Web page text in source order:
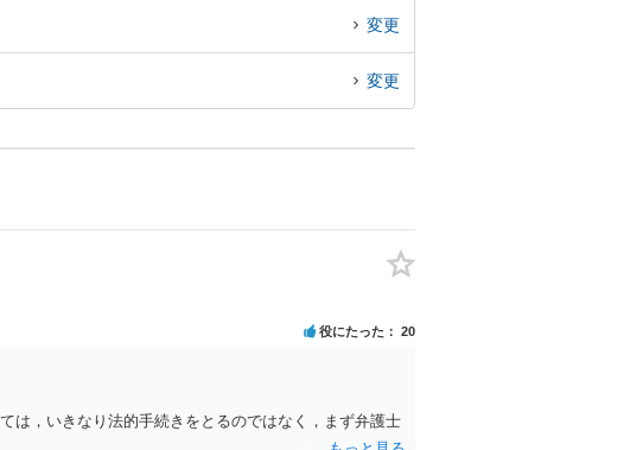
変更
変更
役にたった 20
は，いきなり法的手続きをとるのではなく，まず弁護士